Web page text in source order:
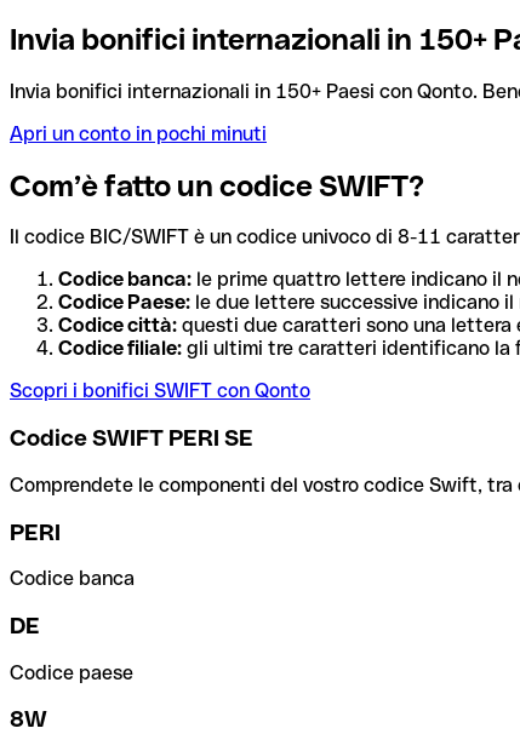
Invia bonifici internazionali in 150+
Invia bonifici internazionali in 150+ Paesi con Qonto.
Apri un conto in pochi minuti
Com’è fatto un codice SWIFT?
Il codice BIC/SWIFT è un codice univoco di 8-11
Codice banca: le prime quattro lettere indicano il
Codice Paese: le due lettere successive indicano il
Codice città: questi due caratteri sono una lettera
Codice filiale: gli ultimi tre caratteri identificano la
Scopri i bonifici SWIFT con Qonto
Codice SWIFT PERI SE
Comprendete le componenti del vostro codice Swift,
PERI
Codice banca
DE
Codice paese
8W